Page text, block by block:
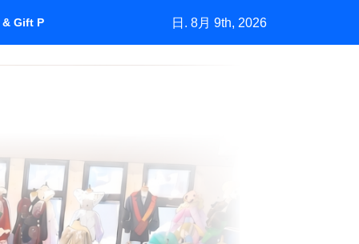
& Gift Purchasing”How Marketing Grows a Market by
日. 8月 9th, 2026